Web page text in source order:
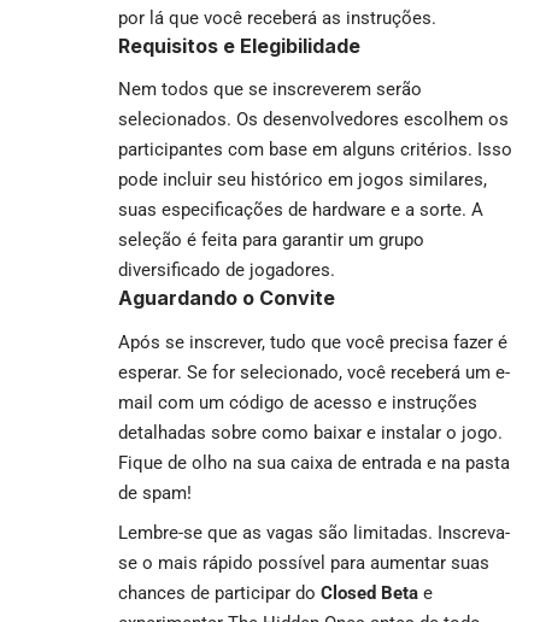
por lá que você receberá as instruções.
Requisitos e Elegibilidade
Nem todos que se inscreverem serão
selecionados. Os desenvolvedores escolhem os
participantes com base em alguns critérios. Isso
pode incluir seu histórico em jogos similares,
suas especificações de hardware e a sorte. A
seleção é feita para garantir um grupo
diversificado de jogadores.
Aguardando o Convite
Após se inscrever, tudo que você precisa fazer é
esperar. Se for selecionado, você receberá um e-
mail com um código de acesso e instruções
detalhadas sobre como baixar e instalar o jogo.
Fique de olho na sua caixa de entrada e na pasta
de spam!
Lembre-se que as vagas são limitadas. Inscreva-
se o mais rápido possível para aumentar suas
chances de participar do Closed Beta e